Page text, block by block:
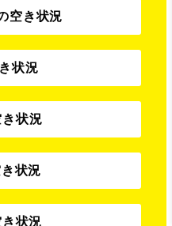
空き状況
状況
状況
状況
状況